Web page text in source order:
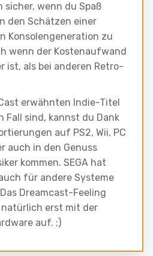
sicher, wenn du Spaß
den Schätzen einer
Konsolengeneration zu
wenn der Kostenaufwand
ist, als bei anderen Retro-
erwähnten Indie-Titel
Fall sind, kannst du Dank
auf PS2, Wii, PC
auch in den Genuss
kommen. SEGA hat
für andere Systeme
Dreamcast-Feeling
natürlich erst mit der
auf. ;)